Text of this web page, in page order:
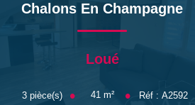
Chalons En Champagne
Loué
3pièce(s) 41m² Réf :A2592